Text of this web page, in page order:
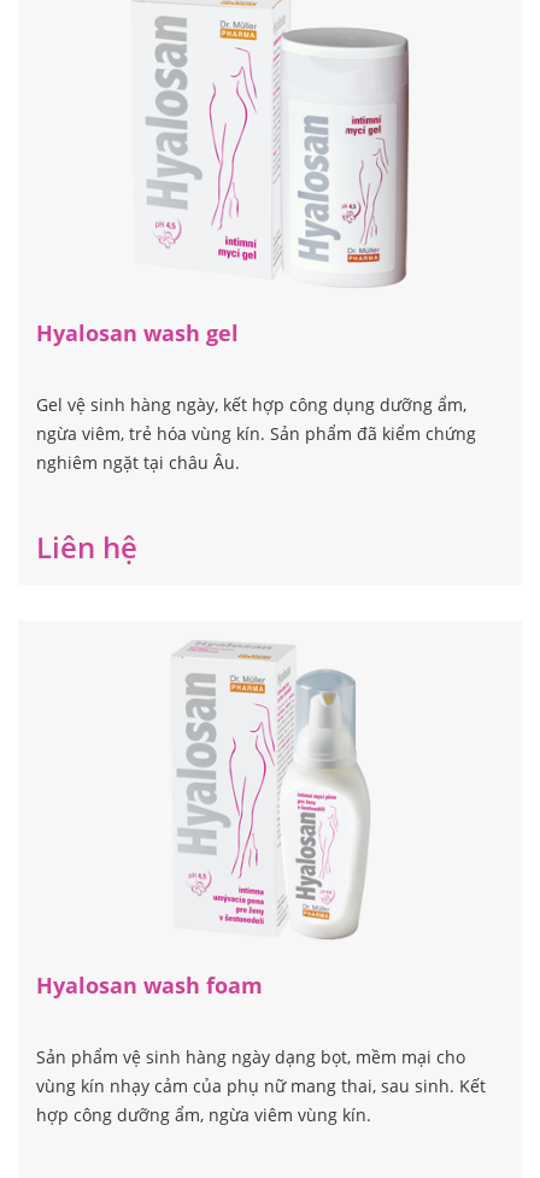
Hyalosan wash gel
Gel vệ sinh hàng ngày, kết hợp công dụng dưỡng ẩm,
ngừa viêm, trẻ hóa vùng kín. Sản phẩm đã kiểm chứng
nghiêm ngặt tại châu Âu.
Liên hệ
Hyalosan wash foam
Sản phẩm vệ sinh hàng ngày dạng bọt, mềm mại cho
vùng kín nhạy cảm của phụ nữ mang thai, sau sinh. Kết
hợp công dưỡng ẩm, ngừa viêm vùng kín.